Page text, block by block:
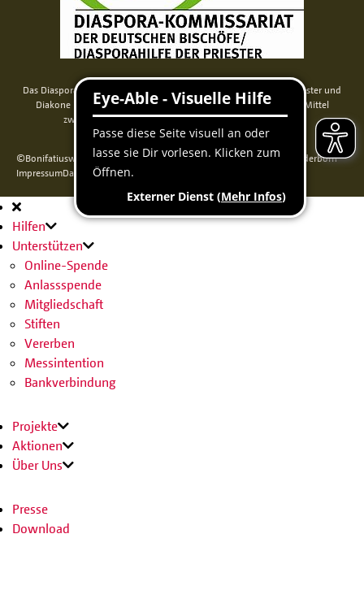
Das Diaspora-Kommissariat der deutschen Bischöfe unterstützt Priester und
Diakone in Nord-, Mittel- und Osteuropa. Seit 2014 werden die Mittel
zweckgebunden über das Bonifatiuswerk weitergeleitet.
©Bonifatiuswerk der deutschen Katholiken e. V., Kamp 22, 33098 Paderborn
ImpressumDatenschutzCookie-Erklärung
Hauptnavigation
Hilfen
Unterstützen
Online-Spende
Anlassspende
Mitgliedschaft
Stiften
Vererben
Messintention
Bankverbindung
Projekte
Aktionen
Über Uns
Presse
Download